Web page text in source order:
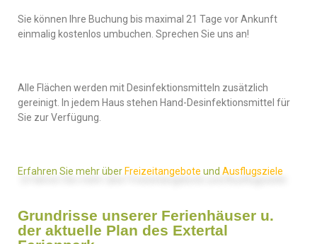
Sie können Ihre Buchung bis maximal 21 Tage vor Ankunft
einmalig kostenlos umbuchen. Sprechen Sie uns an!
Alle Flächen werden mit Desinfektionsmitteln zusätzlich
gereinigt. In jedem Haus stehen Hand-Desinfektionsmittel für
Sie zur Verfügung.
Erfahren Sie mehr über Freizeitangebote und Ausflugsziele
Grundrisse unserer Ferienhäuser u.
der aktuelle Plan des Extertal